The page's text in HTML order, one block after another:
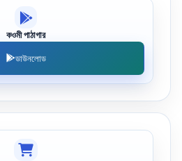
কওমী পাঠাগার
ডাউনলোড